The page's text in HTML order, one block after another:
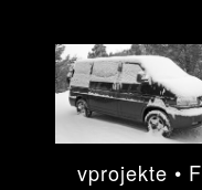
vprojekte •